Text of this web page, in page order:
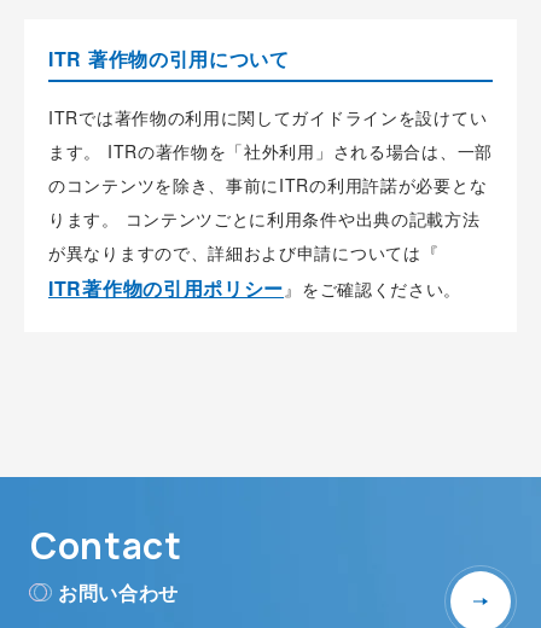
ITR 著作物の引用について
ITRでは著作物の利用に関してガイドラインを設けてい
ます。 ITRの著作物を「社外利用」される場合は、一部
のコンテンツを除き、事前にITRの利用許諾が必要とな
ります。 コンテンツごとに利用条件や出典の記載方法
が異なりますので、詳細および申請については『
ITR著作物の引用ポリシー 』をご確認ください。
Contact
お問い合わせ